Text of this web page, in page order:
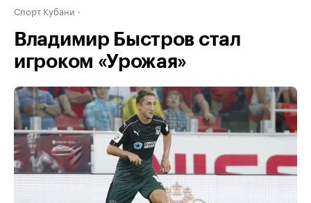
Спорт Кубани
Владимир Быстров стал
игроком «Урожая»